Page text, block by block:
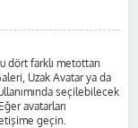
dört farklı metottan
Uzak Avatar ya da
seçilebilecek
avatarları
geçin.